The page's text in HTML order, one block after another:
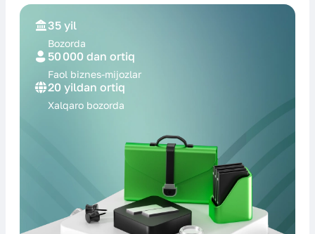
35 yil
Bozorda
50 000 dan ortiq
Faol biznes-mijozlar
20 yildan ortiq
Xalqaro bozorda